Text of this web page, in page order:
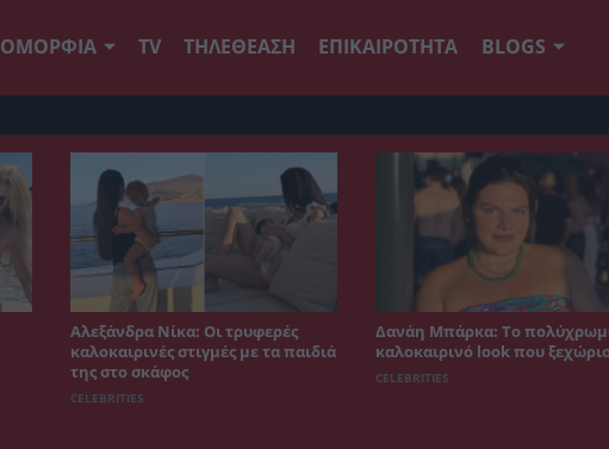
ΟΜΟΡΦΙΑ TV ΤΗΛΕΘΕΑΣΗ ΕΠΙΚΑΙΡΟΤΗΤΑ BLOGS
Αλεξάνδρα Νίκα: Οι τρυφερές
καλοκαιρινές στιγμές με τα παιδιά
της στο σκάφος
CELEBRITIES
Δανάη Μπάρκα: Το
καλοκαιρινό look που
CELEBRITIES